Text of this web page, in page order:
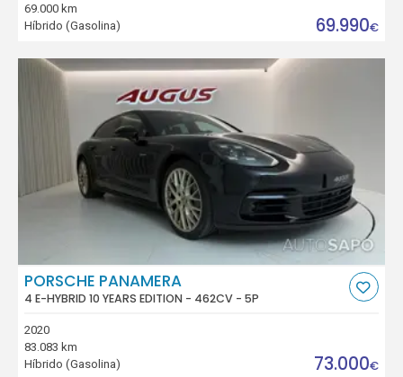
69.000 km
Híbrido (Gasolina)
69.990€
PORSCHE PANAMERA
4 E-HYBRID 10 YEARS EDITION - 462CV - 5P
2020
83.083 km
Híbrido (Gasolina)
73.000€